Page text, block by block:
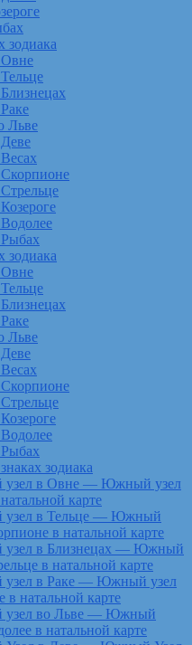
зодиака
Льве
зодиака
Льве
зодиака
узел в Овне — Южный узел
карте
узел в Тельце — Южный
в натальной карте
узел в Близнецах — Южный
в натальной карте
узел в Раке — Южный узел
в натальной карте
узел во Льве — Южный
в натальной карте